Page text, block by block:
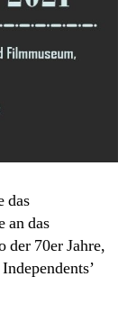
das
an das
der 70er Jahre,